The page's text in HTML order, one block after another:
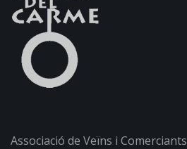
Associació de Veïns i Comerciants